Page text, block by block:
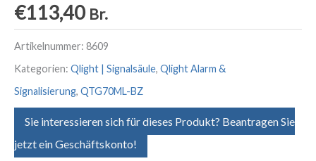
€113,40 Br.
Artikelnummer: 8609
Kategorien: Qlight | Signalsäule, Qlight Alarm &
Signalisierung, QTG70ML-BZ
Sie interessieren sich für dieses Produkt? Beantragen Sie
jetzt ein Geschäftskonto!